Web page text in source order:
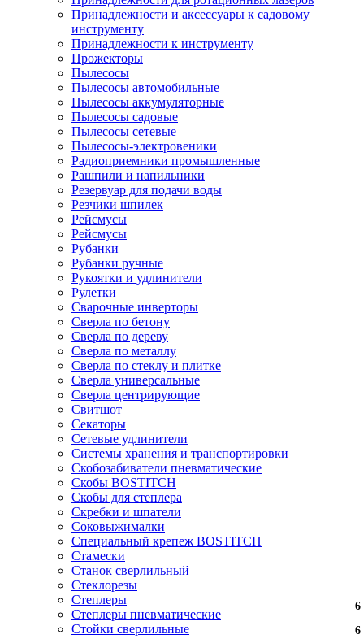
Принадлежности и аксессуары к садовому
инструменту
Принадлежности к инструменту
Прожекторы
Пылесосы
Пылесосы автомобильные
Пылесосы аккумуляторные
Пылесосы садовые
Пылесосы сетевые
Пылесосы-электровеники
Радиоприемники промышленные
Рашпили и напильники
Резервуар для подачи воды
Резчики шпилек
Рейсмусы
Рейсмусы
Рубанки
Рубанки ручные
Рукоятки и удлинители
Рулетки
Сварочные инверторы
Сверла по бетону
Сверла по дереву
Сверла по металлу
Сверла по стеклу и плитке
Сверла универсальные
Сверла центрирующие
Свитшот
Секаторы
Сетевые удлинители
Системы хранения и транспортировки
Скобозабиватели пневматические
Скобы BOSTITCH
Скобы для степлера
Скребки и шпатели
Соковыжималки
Специальный крепеж BOSTITCH
Стамески
Станок сверлильный
Стеклорезы
Степлеры
Степлеры пневматические
Стойки сверлильные
6
6
6
6
6
6
6
6
6
6
6
6
6
6
6
6
6
6
6
6
6
6
6
6
6
6
6
6
6
6
6
6
6
6
6
6